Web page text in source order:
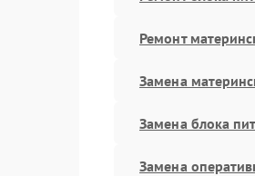
Ремонт
Замена
Замена блока
Замена